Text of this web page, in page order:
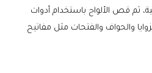
ثم قص الألواح باستخدام أدوات
والحواف والفتحات مثل مفاتيح